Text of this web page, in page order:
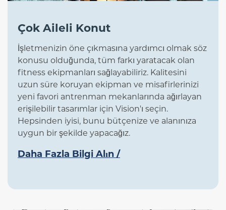
Çok Aileli Konut
İşletmenizin öne çıkmasına yardımcı olmak söz
konusu olduğunda, tüm farkı yaratacak olan
fitness ekipmanları sağlayabiliriz. Kalitesini
uzun süre koruyan ekipman ve misafirlerinizi
yeni favori antrenman mekanlarında ağırlayan
erişilebilir tasarımlar için Vision'ı seçin.
Hepsinden iyisi, bunu bütçenize ve alanınıza
uygun bir şekilde yapacağız.
Daha Fazla Bilgi Alın /